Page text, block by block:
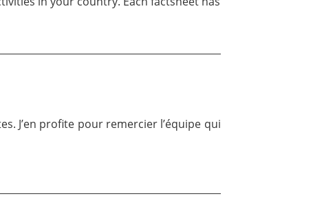
J’en profite pour remercier l’équipe qui